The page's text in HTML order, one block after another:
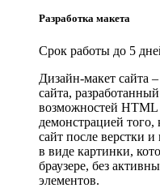
Разработка макета
Срок работы до 5
Дизайн-макет сайта
сайта,
возможностей HTML
демонстрацией того,
сайт после верстки
в виде картинки,
браузере, без
элементов.